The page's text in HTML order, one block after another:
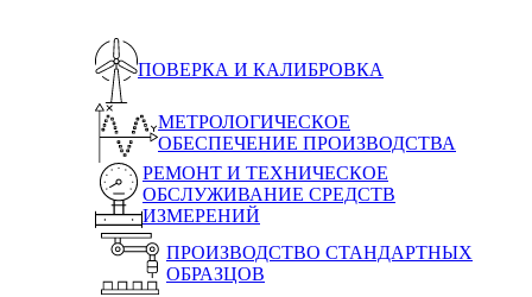
ПОВЕРКА И КАЛИБРОВКА
МЕТРОЛОГИЧЕСКОЕ
ОБЕСПЕЧЕНИЕ ПРОИЗВОДСТВА
РЕМОНТ И ТЕХНИЧЕСКОЕ
ОБСЛУЖИВАНИЕ СРЕДСТВ
ИЗМЕРЕНИЙ
ПРОИЗВОДСТВО СТАНДАРТНЫХ
ОБРАЗЦОВ